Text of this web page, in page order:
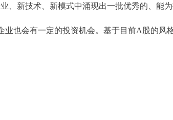
新技术、新模式中涌现出一批优秀的、能
会有一定的投资机会。基于目前A股的风